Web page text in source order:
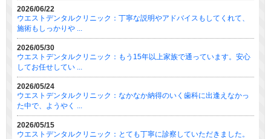
2026/06/22
ウエストデンタルクリニック：丁寧な説明やアドバイスもしてくれて、
施術もしっかりや ...
2026/05/30
ウエストデンタルクリニック：もう15年以上家族で通っています。安心
してお任せしてい ...
2026/05/24
ウエストデンタルクリニック：なかなか納得のいく歯科に出逢えなかっ
た中で、ようやく ...
2026/05/15
ウエストデンタルクリニック：とても丁寧に診察していただきました。